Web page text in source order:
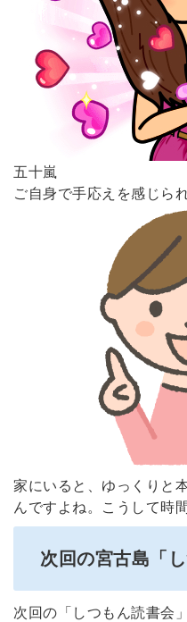
五十嵐
ご自身で手応えを感じら
家にいると、ゆっくりと
んですよね。こうして時
次回の宮古島「
次回の「しつもん読書会